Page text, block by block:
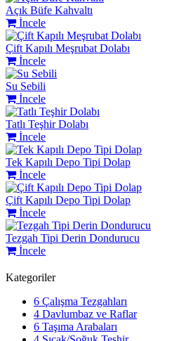
Açık Büfe Kahvaltı
İncele
Çift Kapılı Meşrubat Dolabı
İncele
Su Sebili
İncele
Tatlı Teşhir Dolabı
İncele
Tek Kapılı Depo Tipi Dolap
İncele
Çift Kapılı Depo Tipi Dolap
İncele
Tezgah Tipi Derin Dondurucu
İncele
Kategoriler
6 Çalışma Tezgahları
4 Davlumbaz ve Raflar
6 Taşıma Arabaları